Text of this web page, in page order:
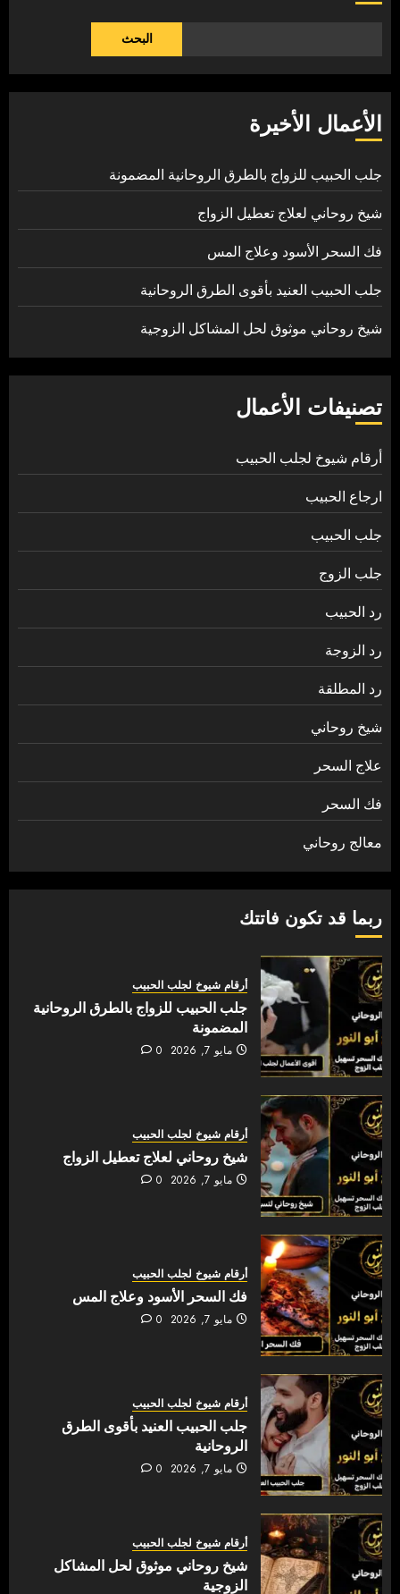
البحث
الأعمال الأخيرة
جلب الحبيب للزواج بالطرق الروحانية المضمونة
شيخ روحاني لعلاج تعطيل الزواج
فك السحر الأسود وعلاج المس
جلب الحبيب العنيد بأقوى الطرق الروحانية
شيخ روحاني موثوق لحل المشاكل الزوجية
تصنيفات الأعمال
أرقام شيوخ لجلب الحبيب
ارجاع الحبيب
جلب الحبيب
جلب الزوج
رد الحبيب
رد الزوجة
رد المطلقة
شيخ روحاني
علاج السحر
فك السحر
معالج روحاني
ربما قد تكون فاتتك
أرقام شيوخ لجلب الحبيب
جلب الحبيب للزواج بالطرق الروحانية
المضمونة
مايو 7, 2026 0
أرقام شيوخ لجلب الحبيب
شيخ روحاني لعلاج تعطيل الزواج
مايو 7, 2026 0
أرقام شيوخ لجلب الحبيب
فك السحر الأسود وعلاج المس
مايو 7, 2026 0
أرقام شيوخ لجلب الحبيب
جلب الحبيب العنيد بأقوى الطرق
الروحانية
مايو 7, 2026 0
أرقام شيوخ لجلب الحبيب
شيخ روحاني موثوق لحل المشاكل
الزوجية